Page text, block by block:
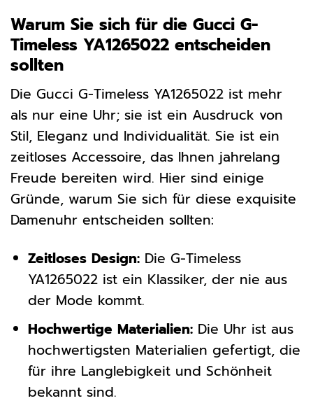
Warum Sie sich für die Gucci G-
Timeless YA1265022 entscheiden
sollten
Die Gucci G-Timeless YA1265022 ist mehr
als nur eine Uhr; sie ist ein Ausdruck von
Stil, Eleganz und Individualität. Sie ist ein
zeitloses Accessoire, das Ihnen jahrelang
Freude bereiten wird. Hier sind einige
Gründe, warum Sie sich für diese exquisite
Damenuhr entscheiden sollten:
Zeitloses Design:Die G-Timeless
YA1265022 ist ein Klassiker, der nie aus
der Mode kommt.
Hochwertige Materialien:Die Uhr ist aus
hochwertigsten Materialien gefertigt, die
für ihre Langlebigkeit und Schönheit
bekannt sind.